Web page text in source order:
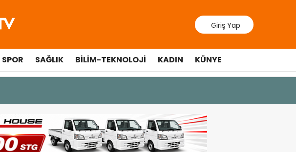
Giriş Yap
SPOR SAĞLIK BILIM-TEKNOLOJI KADIN KÜNYE